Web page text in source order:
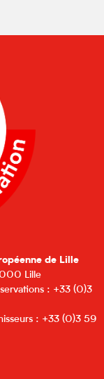
de Lille
Lille
: +33 (0)3
: +33 (0)3 59